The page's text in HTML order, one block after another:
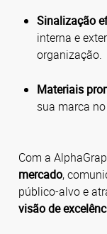
Sinalização
interna e
organização.
Materiais
sua marca
Com a
mercado,
público-alvo e
visão de